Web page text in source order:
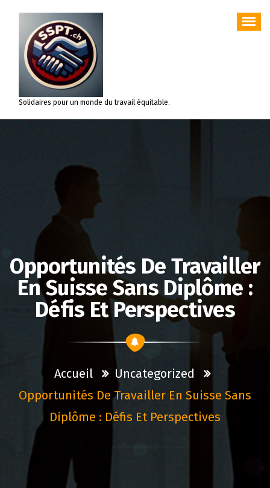
contenu
Solidaires pour un monde du travail équitable.
Opportunités De Travailler
En Suisse Sans Diplôme :
Défis Et Perspectives
Accueil
Uncategorized
Opportunités De Travailler En Suisse Sans
Diplôme : Défis Et Perspectives